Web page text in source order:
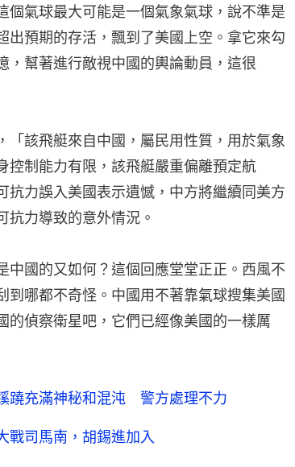
抗力導致的意外情況。
國的又如何？這個回應堂堂正正。西風不
哪都不奇怪。中國用不著靠氣球搜集美國
蹺充滿神秘和混沌 警方處理不力
錫進質疑干預經營 文章旋遭刪除